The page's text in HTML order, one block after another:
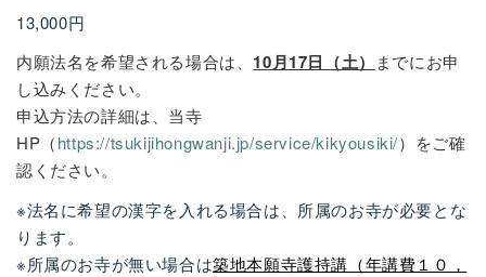
13,000円
内願法名を希望される場合は、 10月17日（土）
までにお申
し込みください。
申込方法の詳細は、当寺
HP（https://tsukijihongwanji.jp/service/kikyousiki/）をご確
認ください。
※法名に希望の漢字を入れる場合は、所属のお寺が必要とな
ります。
※所属のお寺が無い場合は築地本願寺護持講（年講費１０，